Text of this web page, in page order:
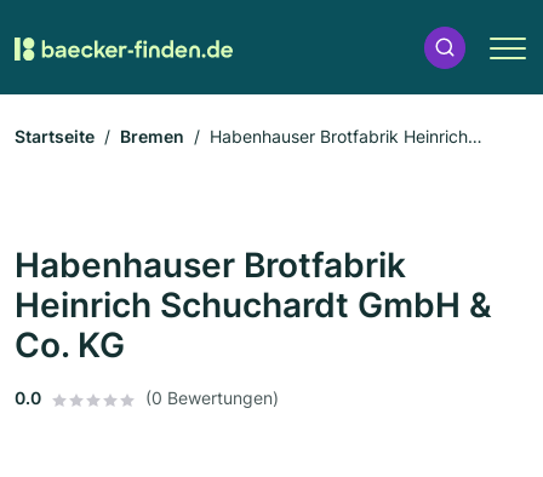
Startseite Bremen
Habenhauser Brotfabrik Heinrich
Habenhauser Brotfabrik
Heinrich Schuchardt GmbH &
Co. KG
0.0 (0 Bewertungen)